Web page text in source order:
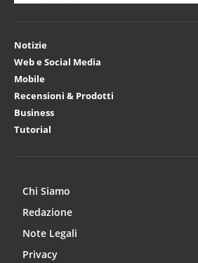
Notizie
Web e Social Media
Mobile
Recensioni & Prodotti
Business
Tutorial
Chi Siamo
Redazione
Note Legali
Privacy